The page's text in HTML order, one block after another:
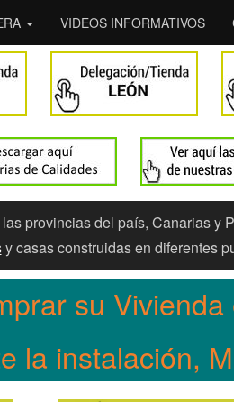
VIDEOS INFORMATIVOS
provincias del país, Canarias y
y casas construidas en diferentes
su Vivienda
la instalación,